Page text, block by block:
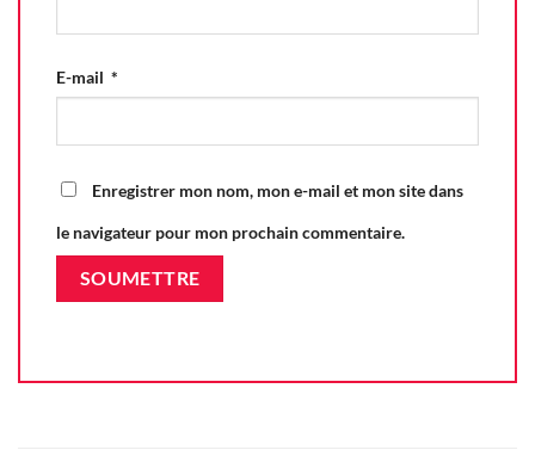
E-mail *
Enregistrer mon nom, mon e-mail et mon site dans
le navigateur pour mon prochain commentaire.